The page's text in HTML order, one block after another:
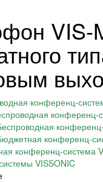
VIS-
конференц-
конференц-
конференц-
конференц-система
VISSONIC